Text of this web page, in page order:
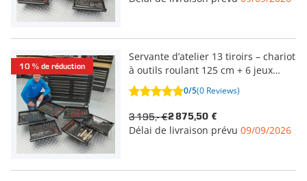
10 % de réduction
Servante d’atelier 13 tiroirs – chariot
à outils roulant 125 cm + 6 jeux
d’outils
0/5(0 Reviews)
2 875,50 €
3 195,- €
Délai de livraison prévu 09/09/2026